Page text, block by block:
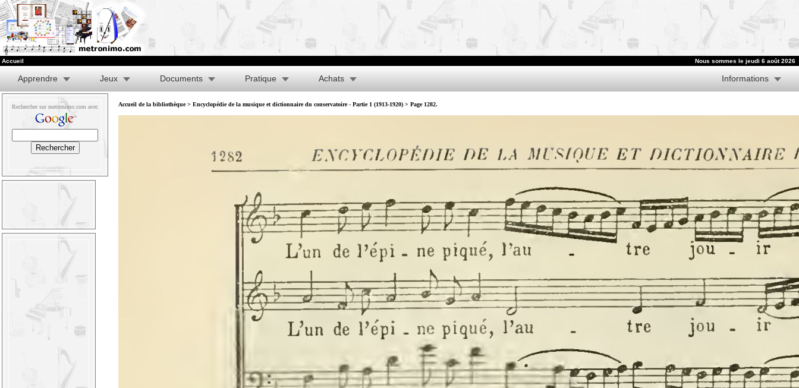
Accueil Nous sommes le jeudi 6 août 2026
Apprendre Jeux Documents Pratique Achats Informations
Rechercher sur metronimo.com avec Accueil de la bibliothèque> Encyclopédie de la musique et dictionnaire du conservatoire - Partie 1 (1913-1920) > Page 1282.